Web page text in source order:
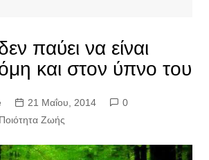
παύει να είναι
και στον ύπνο του
21 Μαΐου, 2014
0
Ποιότητα Ζωής